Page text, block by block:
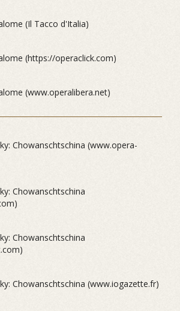
(Il Tacco d'Italia)
(https://operaclick.com)
(www.operalibera.net)
Chowanschtschina (www.opera-
Chowanschtschina
Chowanschtschina
Chowanschtschina (www.iogazette.fr)